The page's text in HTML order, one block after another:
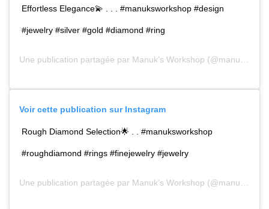
Effortless Elegance💫 . . . #manuksworkshop #design
#jewelry #silver #gold #diamond #ring
Une publication partagée par Manuk’s Workshop (@manuksworkshop) le
Voir cette publication sur Instagram
Rough Diamond Selection🌟 . . #manuksworkshop
#roughdiamond #rings #finejewelry #jewelry
Une publication partagée par Manuk’s Workshop (@manuksworkshop) le